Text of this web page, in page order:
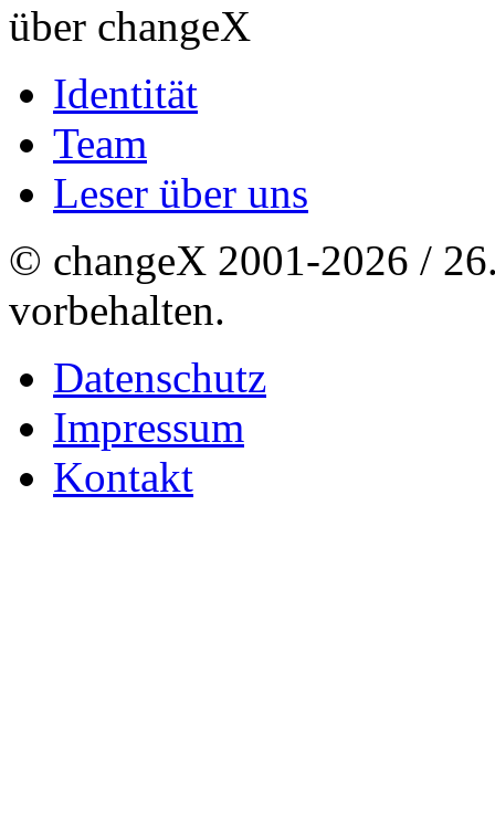
über changeX
Identität
Team
Leser über uns
© changeX 2001-2026 /
vorbehalten.
Datenschutz
Impressum
Kontakt